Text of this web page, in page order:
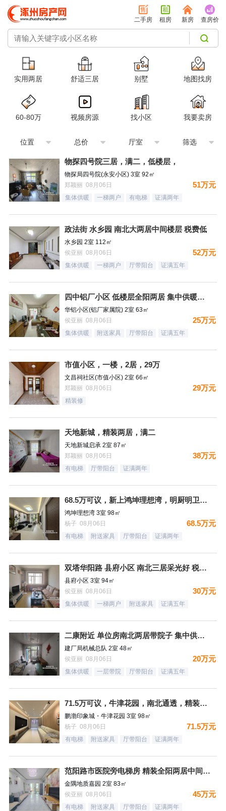
二手房 租房 新房 查房价
实用两居 舒适三居 别墅 地图找房
60-80万 视频房源 找小区 我要卖房
位置 总价 厅室 筛选
物探四号院三居，满二，低楼层，
物探局四号院(永安小区) 3室 92㎡
郑颖丽 08月06日
51万元
集体供暖 一梯两户 有电梯 证满两年
政法街 水乡园 南北大两居中间楼层 税费低
水乡园 2室 112㎡
侯亚丽 08月06日
52万元
集体供暖 一梯两户 厅带阳台 证满五年
四中铝厂小区 低楼层全阳两居 集中供暖税费低
华铝小区(铝厂家属院) 2室 63㎡
侯亚丽 08月06日
25万元
集体供暖 附送家具 厅带阳台 证满五年
市值小区，一楼，2居，29万
文昌祠社区(市值小区) 2室 66㎡
郑颖丽 08月06日
29万元
精装修
天地新城，精装两居，满二
天地新城启承 2室 87㎡
郑颖丽 08月06日
38万元
有电梯 厅带阳台 证满两年
68.5万可议，新上鸿坤理想湾，明厨明卫，精装未住三居，满二
鸿坤理想湾 3室 98㎡
杨子 08月06日
68.5万元
有电梯 附送家具 厅带阳台 证满两年
双塔华阳路 县府小区 南北三居采光好 税费低
县府小区 3室 94㎡
侯亚丽 08月06日
30万元
集体供暖 一梯两户 附送家具 证满五年
二康附近 单位房南北两居带院子 集中供暖税费低
建厂局机械总队 2室 48㎡
侯亚丽 08月06日
20万元
集体供暖 一层带院 厅带阳台 证满五年
71.5万可议，牛津花园，南北通透，精装未住三居，装修太哇塞
鹏渤印象城・牛津花园 3室 98㎡
杨子 08月06日
71.5万元
有电梯 附送家具 厅带阳台 证满两年
范阳路市医院旁电梯房 精装全阳两居中间楼层送家具家电 税费低
金隅地质嘉园 2室 83㎡
侯亚丽 08月06日
45万元
有电梯 附送家具 厅带阳台 证满两年